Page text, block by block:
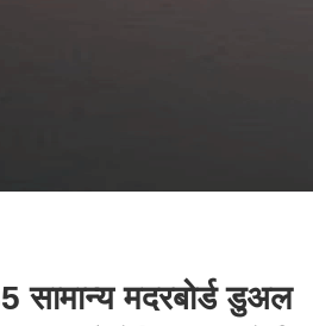
मदरबोर्ड डुअल